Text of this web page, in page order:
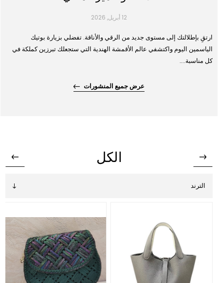
12 أبريل, 2026
ارتقِ بإطلالتك إلى مستوى جديد من الرقي والأناقة. تفضلي بزيارة بوتيك
الياسمين اليوم واكتشفي عالم الأقمشة الهندية التي ستجعلك تبرزين كملكة في
كل مناسبة....
عرض جميع المنشورات
الكل